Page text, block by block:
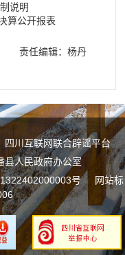
说明
算公开报表
责任编辑：杨丹
四川互联网联合辟谣平台
县人民政府办公室
号网站标